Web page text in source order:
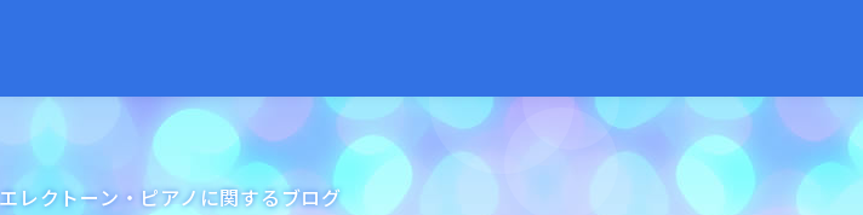
エレクトーン・ ピアノに関するブログ